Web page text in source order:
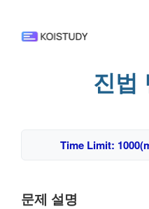
진법
Time Limit:
문제 설명